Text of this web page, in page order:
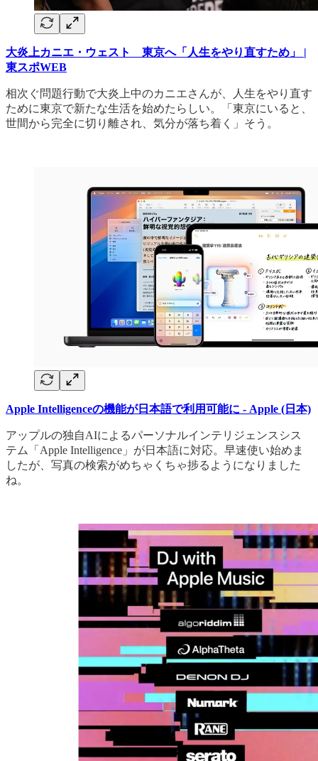
大炎上カニエ・ウェスト 東京へ「人生をやり直すため」 |
東スポWEB
相次ぐ問題行動で大炎上中のカニエさんが、人生をやり直す
ために東京で新たな生活を始めたらしい。「東京にいると、
世間から完全に切り離され、気分が落ち着く」そう。
Apple Intelligenceの機能が日本語で利用可能に - Apple (日本)
アップルの独自AIによるパーソナルインテリジェンスシス
テム「Apple Intelligence」が日本語に対応。早速使い始めま
したが、写真の検索がめちゃくちゃ捗るようになりました
ね。